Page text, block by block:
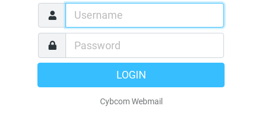
LOGIN
Cybcom Webmail